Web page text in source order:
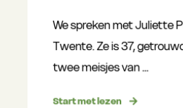
We spreken met Juliette
Twente. Ze is 37,
twee meisjes van ...
Start met lezen